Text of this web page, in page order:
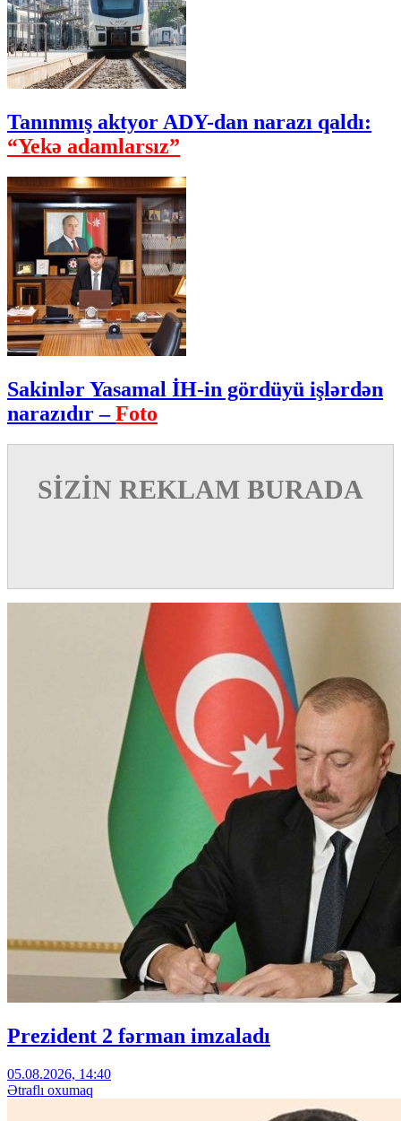
Tanınmış aktyor ADY-dan narazı qaldı:
“Yekə adamlarsız”
Sakinlər Yasamal İH-in gördüyü işlərdən
narazıdır –Foto
SİZİN REKLAM BURADA
Prezident 2 fərman imzaladı
05.08.2026, 14:40
Ətraflı oxumaq